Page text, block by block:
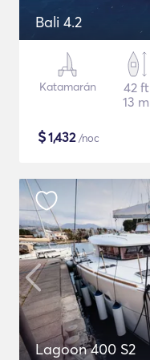
Bali 4.2
Katamarán
42 ft
13 m
$1,432/noc
Lagoon 400 S2